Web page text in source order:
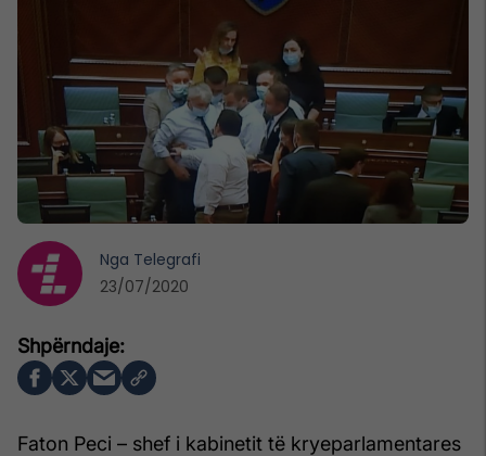
Faton Peci – shef i kabinetit të kryeparlamentares
Nga Telegrafi
23/07/2020